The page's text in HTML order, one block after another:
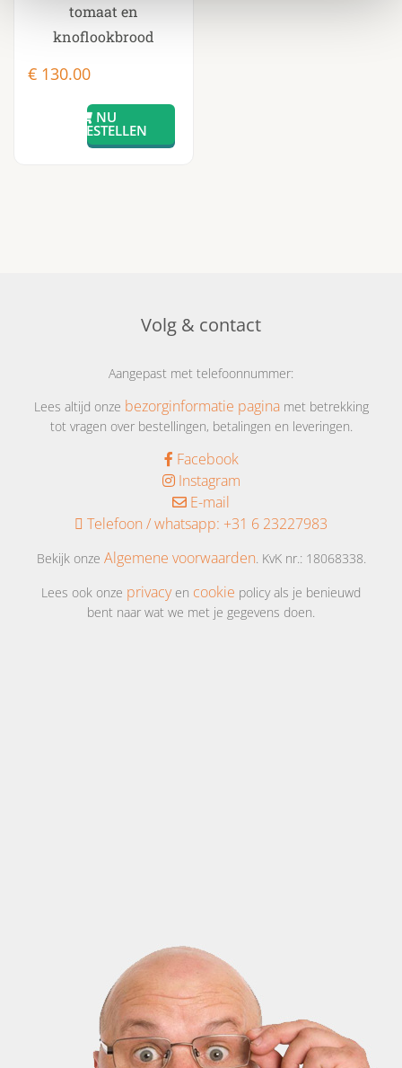
tomaat en
knoflookbrood
€ 130.00
Volg & contact
Aangepast met telefoonnummer:
Lees altijd onze bezorginformatie paginamet betrekking
tot vragen over bestellingen, betalingen en leveringen.
Facebook
Instagram
E-mail
Telefoon / whatsapp: +31 6 23227983
Bekijk onze Algemene voorwaarden. KvK nr.: 18068338.
Lees ook onze privacyen cookie policy als je benieuwd
bent naar wat we met je gegevens doen.